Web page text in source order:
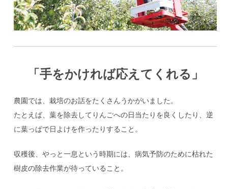
「手をかければ応えてくれる」
農園では、栽培のお話をたくさんうかがいました。
たとえば、葉を除去してりんごへの日当たりを良くしたり、逆
に葉っぱで日よけを作ったりすること。
収穫後、やっと一息という時期には、病気予防のために枯れた
樹皮の除去作業が待っていること。